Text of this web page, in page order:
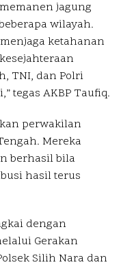
jagung
wilayah.
ketahanan
TNI, dan Polri
tegas AKBP Taufiq.
perwakilan
Mereka
berhasil bila
hasil terus
dengan
Gerakan
Silih Nara dan